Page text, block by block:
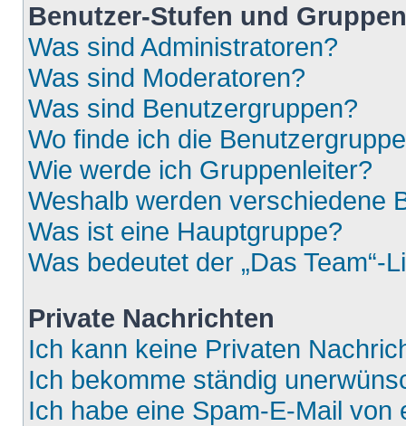
Benutzer-Stufen und Gruppen
Was sind Administratoren?
Was sind Moderatoren?
Was sind Benutzergruppen?
Wo finde ich die
Wie werde ich Gruppenleiter?
Weshalb werden verschiedene
Was ist eine Hauptgruppe?
Was bedeutet der „Das Team“-
Private Nachrichten
Ich kann keine Privaten
Ich bekomme ständig
Ich habe eine Spam-E-Mail